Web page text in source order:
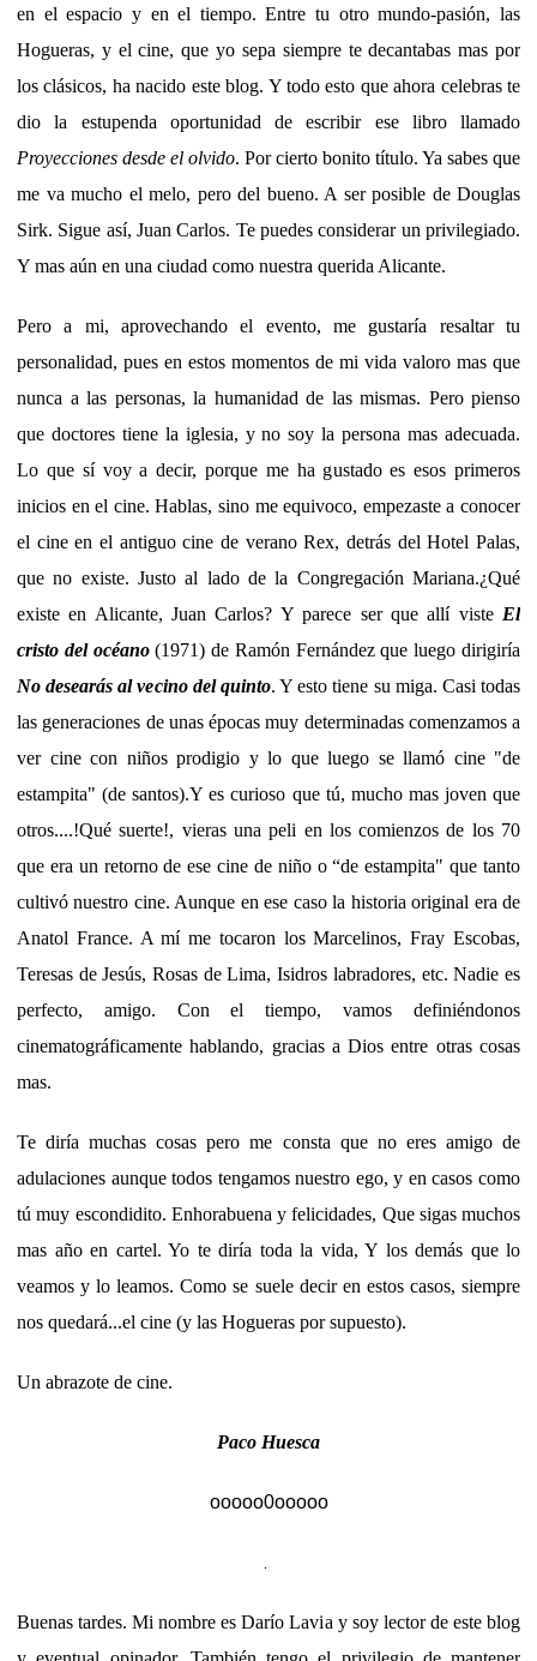
en el espacio y en el tiempo. Entre tu otro mundo-pasión, las
Hogueras, y el cine, que yo sepa siempre te decantabas mas por
los clásicos, ha nacido este blog. Y todo esto que ahora celebras te
dio la estupenda oportunidad de escribir ese libro llamado
Proyecciones desde el olvido. Por cierto bonito título. Ya sabes que
me va mucho el melo, pero del bueno. A ser posible de Douglas
Sirk. Sigue así, Juan Carlos. Te puedes considerar un privilegiado.
Y mas aún en una ciudad como nuestra querida Alicante.
Pero a mi, aprovechando el evento, me gustaría resaltar tu
personalidad, pues en estos momentos de mi vida valoro mas que
nunca a las personas, la humanidad de las mismas. Pero pienso
que doctores tiene la iglesia, y no soy la persona mas adecuada.
Lo que sí voy a decir, porque me ha gustado es esos primeros
inicios en el cine. Hablas, sino me equivoco, empezaste a conocer
el cine en el antiguo cine de verano Rex, detrás del Hotel Palas,
que no existe. Justo al lado de la Congregación Mariana.¿Qué
existe en Alicante, Juan Carlos? Y parece ser que allí viste El
cristo del océano(1971) de Ramón Fernández que luego dirigiría
No desearás al vecino del quinto. Y esto tiene su miga. Casi todas
las generaciones de unas épocas muy determinadas comenzamos a
ver cine con niños prodigio y lo que luego se llamó cine "de
estampita" (de santos).Y es curioso que tú, mucho mas joven que
otros....!Qué suerte!, vieras una peli en los comienzos de los 70
que era un retorno de ese cine de niño o “de estampita" que tanto
cultivó nuestro cine. Aunque en ese caso la historia original era de
Anatol France. A mí me tocaron los Marcelinos, Fray Escobas,
Teresas de Jesús, Rosas de Lima, Isidros labradores, etc. Nadie es
perfecto, amigo. Con el tiempo, vamos definiéndonos
cinematográficamente hablando, gracias a Dios entre otras cosas
mas.
Te diría muchas cosas pero me consta que no eres amigo de
adulaciones aunque todos tengamos nuestro ego, y en casos como
tú muy escondidito. Enhorabuena y felicidades, Que sigas muchos
mas año en cartel. Yo te diría toda la vida, Y los demás que lo
veamos y lo leamos. Como se suele decir en estos casos, siempre
nos quedará...el cine (y las Hogueras por supuesto).
Un abrazote de cine.
Paco Huesca
ooooo0ooooo
Buenas tardes. Mi nombre es Darío Lavia y soy lector de este blog